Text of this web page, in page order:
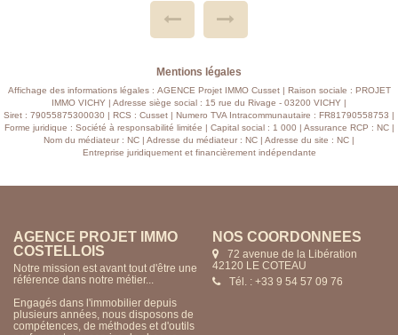
PREVOIRS.PROXIMITE CENTRE VILLE.CHAUFFAGE GAZ
DE VILLE , DOUBLE VITRAGE,ELECTRICITE ET
ENERGETIQUE C , CHARGES 100 EUROS MENSUEL,
Mentions légales
Affichage des informations légales : AGENCE Projet IMMO Cusset | Raison sociale : PROJET
IMMO VICHY | Adresse siège social : 15 rue du Rivage - 03200 VICHY |
Siret : 79055875300030 | RCS : Cusset | Numero TVA Intracommunautaire : FR81790558753 |
Forme juridique : Société à responsabilité limitée | Capital social : 1 000 | Assurance RCP : NC |
Nom du médiateur : NC | Adresse du médiateur : NC | Adresse du site : NC |
Entreprise juridiquement et financièrement indépendante
AGENCE PROJET IMMO
CUSSET
Notre mission est avant tout d'être une
référence dans notre métier...
Engagés dans l'immobilier depuis
plusieurs années, nous disposons de
compétences, de méthodes et d'outils
NOS COORDONNÉES
15 rue du Rivage
03200 VICHY
Tél. : +33 4 70 57 85 24